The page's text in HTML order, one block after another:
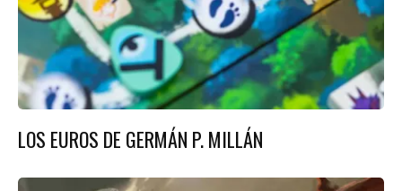
LOS EUROS DE GERMÁN P. MILLÁN